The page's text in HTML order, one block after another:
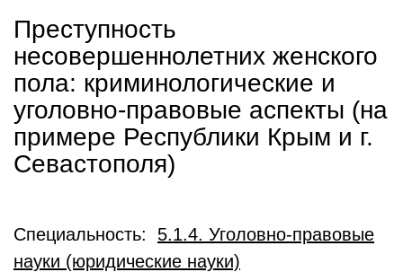
Преступность
несовершеннолетних женского
пола: криминологические и
уголовно-правовые аспекты (на
примере Республики Крым и г.
Севастополя)
Специальность: 5.1.4. Уголовно-правовые
науки (юридические науки)